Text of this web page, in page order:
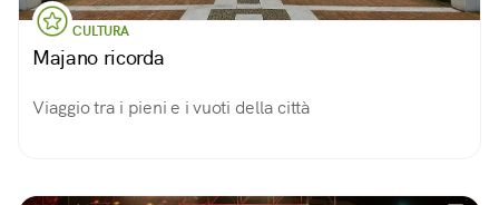
CULTURA
Majano ricorda
Viaggio tra i pieni e i vuoti della città